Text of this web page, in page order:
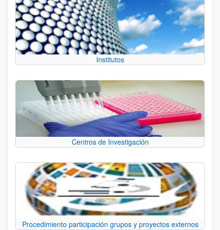
Institutos
Centros de Investigación
Procedimiento participación grupos y proyectos externos